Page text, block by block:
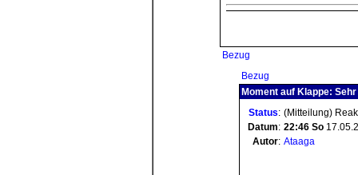
Bezug
Bezug
Moment auf Klappe:
Status: (Mitteilung)
Datum: 22:46 So
Autor: Ataaga